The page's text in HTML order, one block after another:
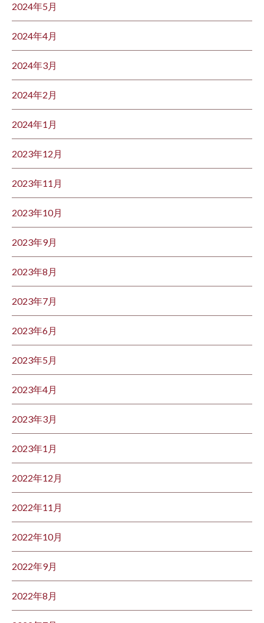
2024年5月
2024年4月
2024年3月
2024年2月
2024年1月
2023年12月
2023年11月
2023年10月
2023年9月
2023年8月
2023年7月
2023年6月
2023年5月
2023年4月
2023年3月
2023年1月
2022年12月
2022年11月
2022年10月
2022年9月
2022年8月